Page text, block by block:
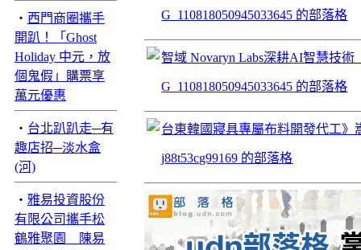
‧ 西門商圈攜手
開趴！「Ghost
Holiday 中元，放
個鬼假」購票享
萬元優惠
‧ 台北趴趴走─有
趣店招─淡水盒
(河)
‧ 雅易投資股份
有限公司攜手松
鶴雅聚園 陳易
G_110818050945033645 的部落格
智域 Novaryn Labs深耕AI智慧技
G_110818050945033645 的部落格
台東韓國寢具專屬布料開發代工
j88t53cg99169 的部落格